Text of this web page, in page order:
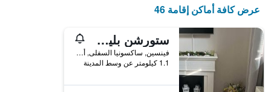
عرض كافة أماكن إقامة 46
ستورشن بليك نمبر 1
فينسين, ساكسونيا السفلى, ألمانيا
1.1 كيلومتر عن وسط المدينة